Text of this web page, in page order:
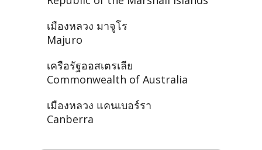
เมืองหลวง มาจูโร
Majuro
เครือรัฐออสเตรเลีย
Commonwealth of Australia
เมืองหลวง แคนเบอร์รา
Canberra